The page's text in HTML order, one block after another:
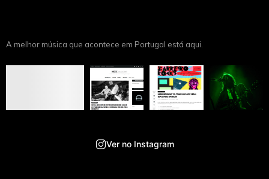
A melhor música que acontece em Portugal está aqui.
Ver no Instagram